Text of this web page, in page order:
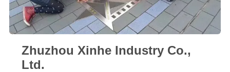
NORME
SULLA
PRIVACY
Zhuzhou Xinhe Industry Co.,
Ltd.